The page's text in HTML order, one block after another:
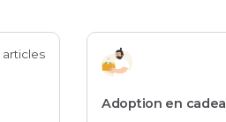
articles
Adoption en